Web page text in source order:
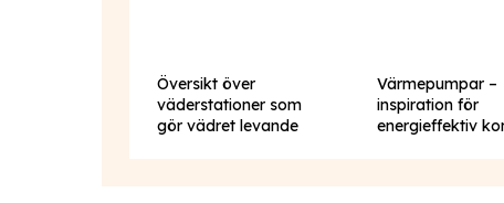
Översikt över
väderstationer som
gör vädret levande
Värmepumpar –
inspiration för
energieffektiv